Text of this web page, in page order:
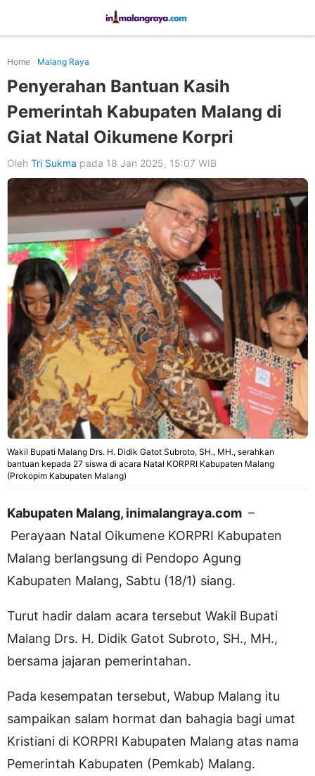
Home Malang Raya
Penyerahan Bantuan Kasih
Pemerintah Kabupaten Malang di
Giat Natal Oikumene Korpri
Oleh Tri Sukma pada 18 Jan 2025, 15:07 WIB
Wakil Bupati Malang Drs. H. Didik Gatot Subroto, SH., MH., serahkan
bantuan kepada 27 siswa di acara Natal KORPRI Kabupaten Malang
(Prokopim Kabupaten Malang)
Kabupaten Malang, inimalangraya.com –
Perayaan Natal Oikumene KORPRI Kabupaten
Malang berlangsung di Pendopo Agung
Kabupaten Malang, Sabtu (18/1) siang.
Turut hadir dalam acara tersebut Wakil Bupati
Malang Drs. H. Didik Gatot Subroto, SH., MH.,
bersama jajaran pemerintahan.
Pada kesempatan tersebut, Wabup Malang itu
sampaikan salam hormat dan bahagia bagi umat
Kristiani di KORPRI Kabupaten Malang atas nama
Pemerintah Kabupaten (Pemkab) Malang.